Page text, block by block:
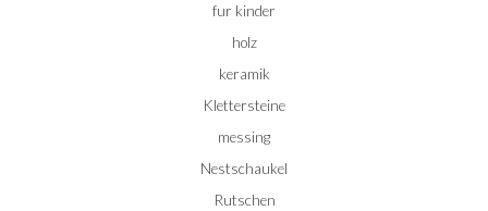
fur kinder
holz
keramik
Klettersteine
messing
Nestschaukel
Rutschen